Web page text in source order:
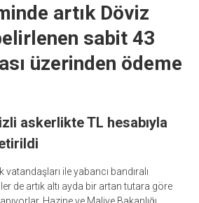
artık Döviz
sabit 43
üzerinden ödeme
askerlikte TL hesabıyla
vatandaşları ile yabancı bandıralı
de artık altı ayda bir artan tutara göre